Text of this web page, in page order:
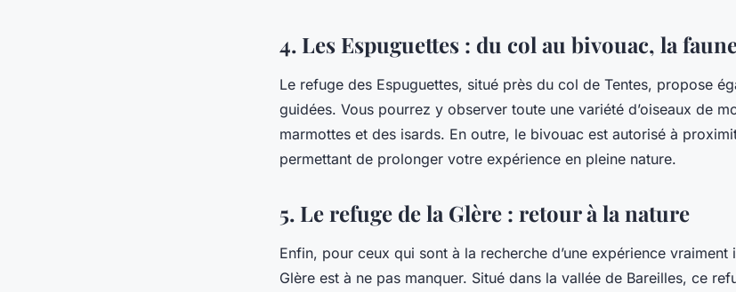
4. Les Espuguettes : du col au bivouac, la
Le refuge des Espuguettes, situé près du col de Tentes, propose
guidées. Vous pourrez y observer toute une variété d’oiseaux de
marmottes et des isards. En outre, le bivouac est autorisé à
permettant de prolonger votre expérience en pleine nature.
5. Le refuge de la Glère : retour à la nature
Enfin, pour ceux qui sont à la recherche d’une expérience
Glère est à ne pas manquer. Situé dans la vallée de Bareilles, ce